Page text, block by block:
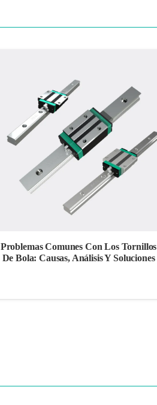
Problemas Comunes Con Los Tornillos
De Bola: Causas, Análisis Y Soluciones